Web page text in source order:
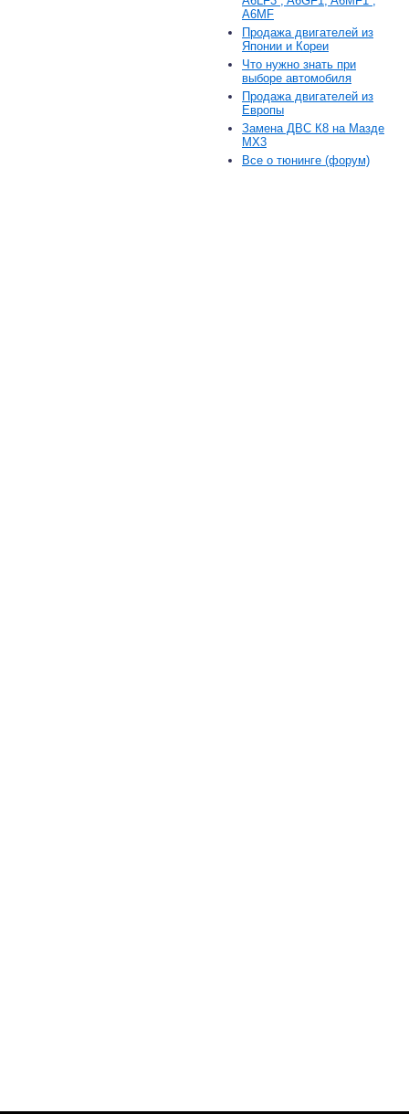
A6MF
Продажа двигателей из
Японии и Кореи
Что нужно знать при
выборе автомобиля
Продажа двигателей из
Европы
Замена ДВС К8 на Мазде
MX3
Все о тюнинге (форум)